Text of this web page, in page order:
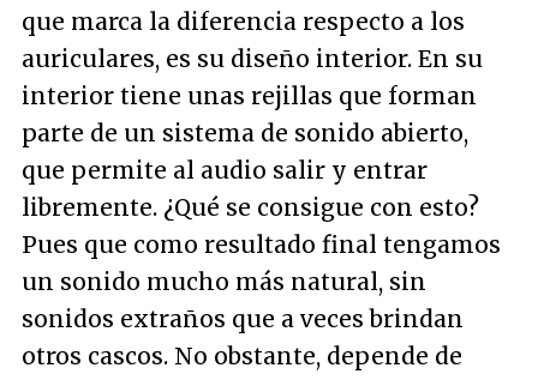
que marca la diferencia respecto a los
auriculares, es su diseño interior. En su
interior tiene unas rejillas que forman
parte de un sistema de sonido abierto,
que permite al audio salir y entrar
libremente. ¿Qué se consigue con esto?
Pues que como resultado final tengamos
un sonido mucho más natural, sin
sonidos extraños que a veces brindan
otros cascos. No obstante, depende de